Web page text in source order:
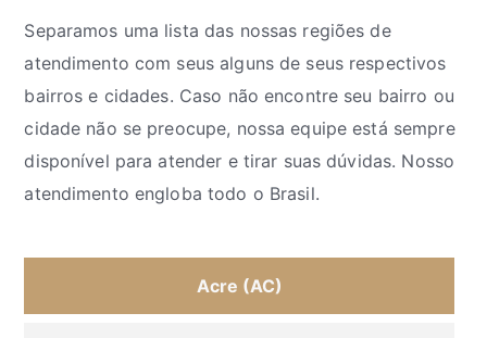
Separamos uma lista das nossas regiões de
atendimento com seus alguns de seus respectivos
bairros e cidades. Caso não encontre seu bairro ou
cidade não se preocupe, nossa equipe está sempre
disponível para atender e tirar suas dúvidas. Nosso
atendimento engloba todo o Brasil.
Acre (AC)